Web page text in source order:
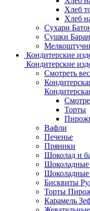
Хлеб
Хлеб
Сухари
Сушки
Кондитерские
Кондитерские
Смотреть
Торты
Вафли
Печенье
Пряники
Шоколад и
Шоколадные
Шоколадные
Бисквиты
Торты
Карамель